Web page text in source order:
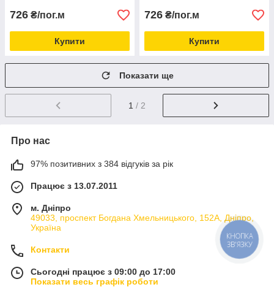
726 ₴/пог.м
Купити
726 ₴/пог.м
Купити
Показати ще
1 / 2
Про нас
97% позитивних з 384 відгуків за рік
Працює з 13.07.2011
м. Дніпро
49033, проспект Богдана Хмельницького, 152А, Дніпро,
Україна
Контакти
Сьогодні працює з 09:00 до 17:00
Показати весь графік роботи